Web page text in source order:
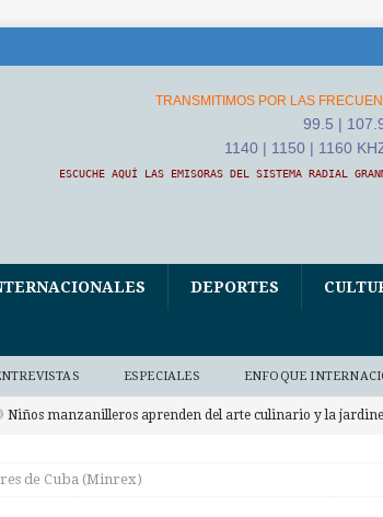
TRANSMITIMOS POR LAS
99.5 |
1140 | 1150 | 1160
ESCUCHE AQUÍ LAS EMISORAS DEL SISTEMA RADIAL
DEPORTES
ESPECIALES ENFOQUE
Niños manzanilleros aprenden del arte culinario y la
fotográfica El Fidel que yo conocí, homenaje de Ana
de Cuba (Minrex)